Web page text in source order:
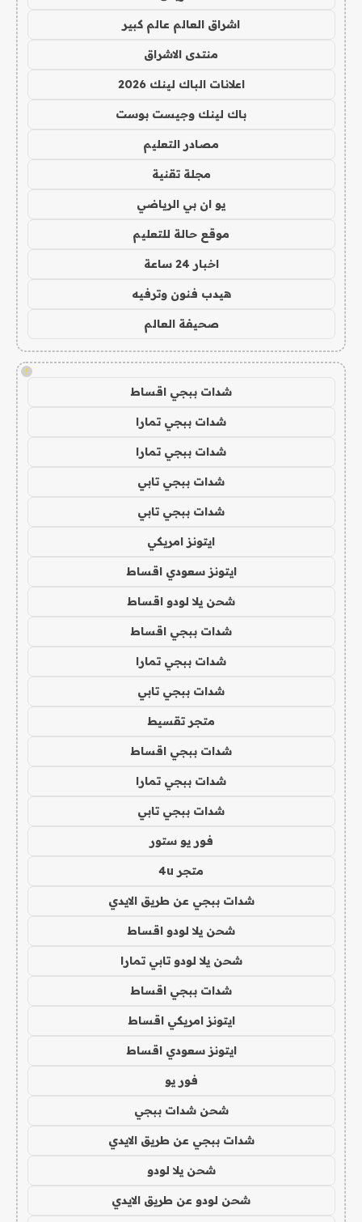
اشراق العالم عالم كبير
منتدى الاشراق
اعلانات الباك لينك 2026
باك لينك وجيست بوست
مصادر التعليم
مجلة تقنية
يو ان بي الرياضي
موقع حالة للتعليم
اخبار 24 ساعة
هيدب فنون وترفيه
صحيفة العالم
!
شدات ببجي اقساط
شدات ببجي تمارا
شدات ببجي تمارا
شدات ببجي تابي
شدات ببجي تابي
ايتونز امريكي
ايتونز سعودي اقساط
شحن يلا لودو اقساط
شدات ببجي اقساط
شدات ببجي تمارا
شدات ببجي تابي
متجر تقسيط
شدات ببجي اقساط
شدات ببجي تمارا
شدات ببجي تابي
فور يو ستور
متجر 4u
شدات ببجي عن طريق الايدي
شحن يلا لودو اقساط
شحن يلا لودو تابي تمارا
شدات ببجي اقساط
ايتونز امريكي اقساط
ايتونز سعودي اقساط
فور يو
شحن شدات ببجي
شدات ببجي عن طريق الايدي
شحن يلا لودو
شحن لودو عن طريق الايدي